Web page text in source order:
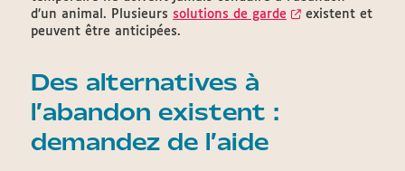
d’un animal. Plusieurs solutions de garde
existent et
peuvent être anticipées.
Des alternatives à
l’abandon existent :
demandez de l’aide